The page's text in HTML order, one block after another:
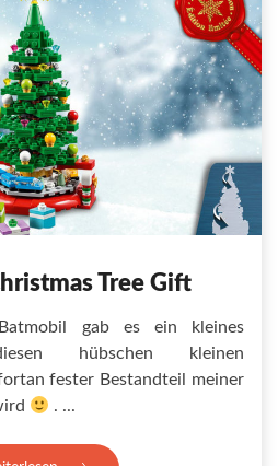
Tree Gift
gab es ein kleines
hübschen kleinen
fester Bestandteil meiner
.